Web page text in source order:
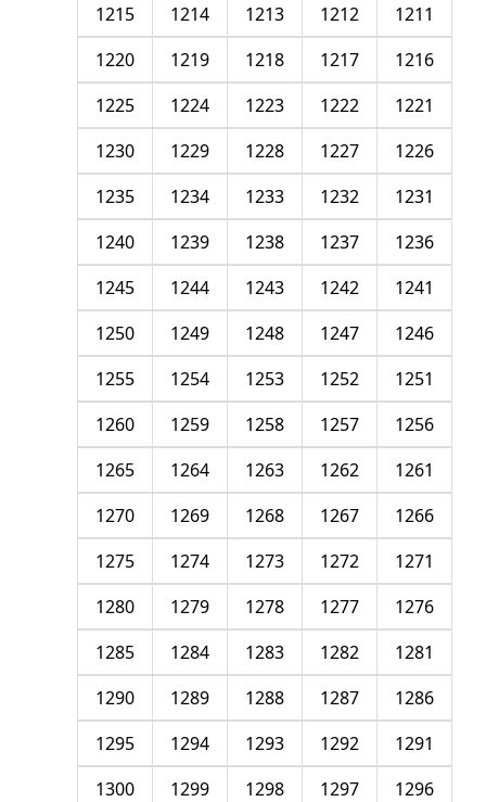
1211
1212
1213
1214
1215
1216
1217
1218
1219
1220
1221
1222
1223
1224
1225
1226
1227
1228
1229
1230
1231
1232
1233
1234
1235
1236
1237
1238
1239
1240
1241
1242
1243
1244
1245
1246
1247
1248
1249
1250
1251
1252
1253
1254
1255
1256
1257
1258
1259
1260
1261
1262
1263
1264
1265
1266
1267
1268
1269
1270
1271
1272
1273
1274
1275
1276
1277
1278
1279
1280
1281
1282
1283
1284
1285
1286
1287
1288
1289
1290
1291
1292
1293
1294
1295
1296
1297
1298
1299
1300